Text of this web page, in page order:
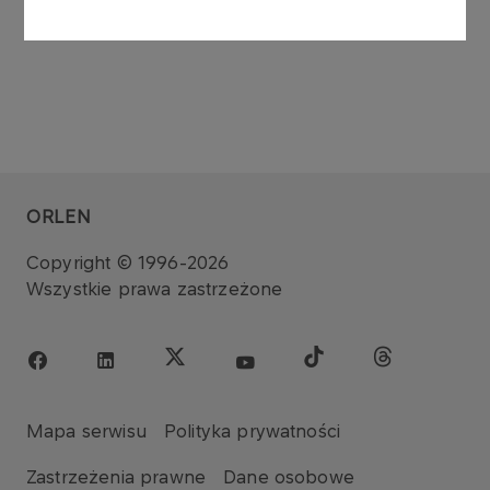
ORLEN
Copyright © 1996-2026
Wszystkie prawa zastrzeżone
Mapa serwisu Polityka prywatności
Zastrzeżenia prawne Dane osobowe